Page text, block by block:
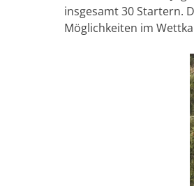
insgesamt 30 Startern.
Möglichkeiten im